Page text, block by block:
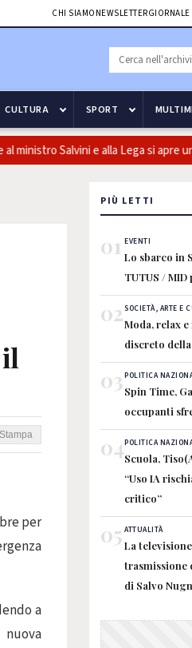
CHI SIAMO NEWSLETTER
CULTURA SPORT
Salvini e alla Lega si apre una
Stampa
per
a
PIÙ LETTI
01 EVENTI
Lo sbarco in
TUTUS /
02SOCIETÀ, ARTE E
Moda, relax
discreto
03POLITICA
Spin Time,
occupanti
04POLITICA
Scuola,
“Uso IA
critico”
05 ATTUALITÀ
La
trasmissione
di Salvo